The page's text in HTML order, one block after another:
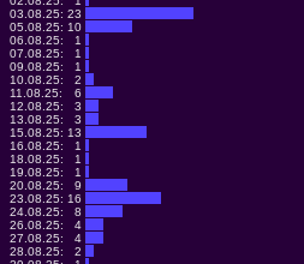
03.08.25: 23
05.08.25: 10
06.08.25:
1
07.08.25:
1
09.08.25:
1
10.08.25:
2
11.08.25:
6
12.08.25:
3
13.08.25:
3
15.08.25: 13
16.08.25:
1
18.08.25:
1
19.08.25:
1
20.08.25:
9
23.08.25: 16
24.08.25:
8
26.08.25:
4
27.08.25:
4
28.08.25:
2